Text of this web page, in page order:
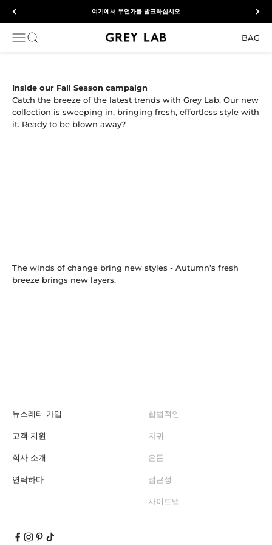
여기에서 무언가를 발표하십시오
탐색 메뉴 열기
검색 열기 Grey Lab BAG
Inside our Fall Season campaign
Catch the breeze of the latest trends with Grey Lab. Our new
collection is sweeping in, bringing fresh, effortless style with
it. Ready to be blown away?
The winds of change bring new styles - Autumn’s fresh
breeze brings new layers.
뉴스레터 가입
고객 지원
회사 소개
연락하다
합법적인
자귀
은둔
접근성
사이트맵